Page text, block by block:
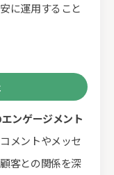
に運用すること
ンゲージメント
メントやメッセ
客との関係を深